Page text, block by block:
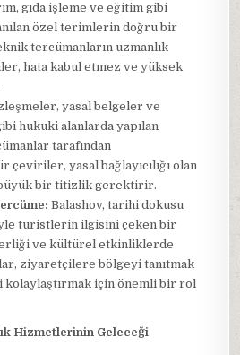
gıda işleme ve eğitim gibi
özel terimlerin doğru bir
tercümanların uzmanlık
hata kabul etmez ve yüksek
yasal belgeler ve
hukuki alanlarda yapılan
tarafından
yasal bağlayıcılığı olan
bir titizlik gerektirir.
Balashov, tarihi dokusu
turistlerin ilgisini çeken bir
ve kültürel etkinliklerde
ziyaretçilere bölgeyi tanıtmak
için önemli bir rol
Hizmetlerinin Geleceği